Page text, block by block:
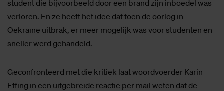
student die bijvoorbeeld door een brand zijn inboedel was
verloren. En ze heeft het idee dat toen de oorlog in
Oekraïne uitbrak, er meer mogelijk was voor studenten en
sneller werd gehandeld.
Geconfronteerd met die kritiek laat woordvoerder Karin
Effing in een uitgebreide reactie per mail weten dat de